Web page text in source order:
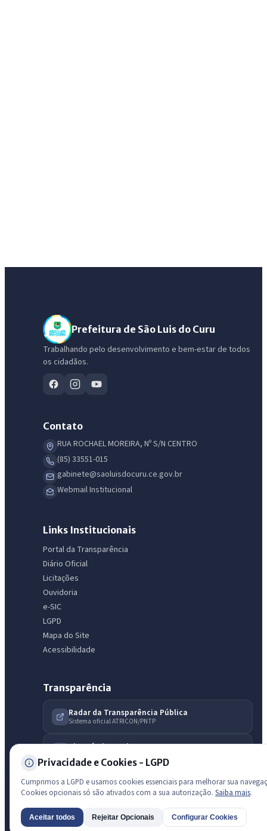
Prefeitura de São Luis do Curu
Trabalhando pelo desenvolvimento e bem-estar de todos
os cidadãos.
Contato
RUA ROCHAEL MOREIRA, Nº S/N CENTRO
(85) 33551-015
gabinete@saoluisdocuru.ce.gov.br
Webmail Institucional
Links Institucionais
Portal da Transparência
Diário Oficial
Licitações
Ouvidoria
e-SIC
LGPD
Mapa do Site
Acessibilidade
Transparência
Radar da Transparência Pública
Sistema oficial ATRICON/PNTP
Diagnóstico Atricon
Privacidade e Cookies - LGPD
Cumprimos a LGPD e usamos cookies essenciais para melhorar sua
Cookies opcionais só são ativados com a sua autorização. Saiba mais.
Aceitar todos Rejeitar Opcionais Configurar Cookies
Olá. Pergunte sobre serviços, notícias, legislação, Diário Oficial,
licitações, estrutura ou transparência do município.
Licitações abertas